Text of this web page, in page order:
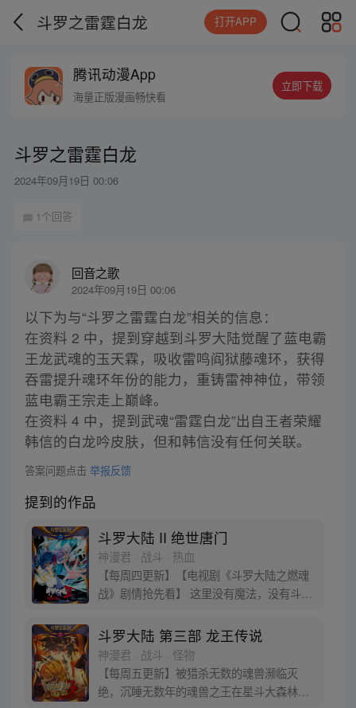
斗罗之雷霆白龙 打开APP
腾讯动漫App
海量正版漫画畅快看
立即下载
斗罗之雷霆白龙
2024年09月19日 00:06
1个回答
回音之歌
2024年09月19日 00:06
以下为与“斗罗之雷霆白龙”相关的信息：
在资料 2 中，提到穿越到斗罗大陆觉醒了蓝电霸
王龙武魂的玉天霖，吸收雷鸣阎狱藤魂环，获得
吞雷提升魂环年份的能力，重铸雷神神位，带领
蓝电霸王宗走上巅峰。
在资料 4 中，提到武魂“雷霆白龙”出自王者荣耀
韩信的白龙吟皮肤，但和韩信没有任何关联。
答案问题点击 举报反馈
提到的作品
斗罗大陆 II 绝世唐门
神漫君 · 战斗 · 热血
【每周四更新】【电视剧《斗罗大陆之燃魂
战》剧情抢先看】 这里没有魔法，没有斗
后的斗罗大陆上，唐门式微，一代天骄霍雨
浩横空出世，一切的神奇都将一一展现。 唐
门暗器能否重振雄风，唐门能否重现辉煌，
一切尽绝世唐门！
斗罗大陆 第三部 龙王传说
神漫君 · 战斗 · 怪物
【每周五更新】被猎杀无数的魂兽濒临灭
绝，沉睡无数年的魂兽之王在星斗大森林最